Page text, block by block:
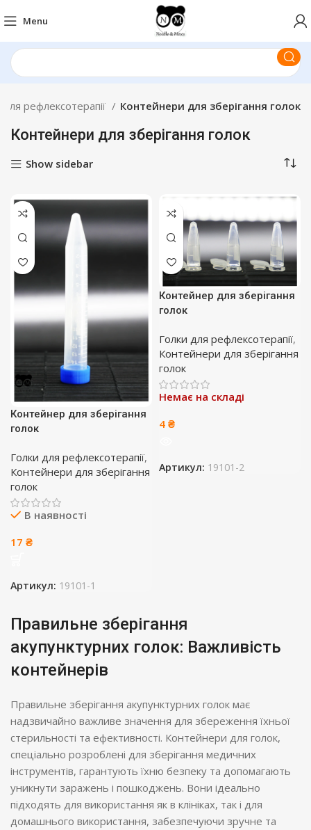
Menu
рефлексотерапії Контейнери для зберігання голок
Контейнери для зберігання голок
Show sidebar
Контейнер для зберігання
голок
Голки для рефлексотерапії,
Контейнери для зберігання
голок
В наявності
17 ₴
Артикул: 19101-1
Контейнер для зберігання
голок
Голки для рефлексотерапії,
Контейнери для зберігання
голок
Немає на складі
4 ₴
Артикул: 19101-2
Правильне зберігання
акупунктурних голок: Важливість
контейнерів
Правильне зберігання акупунктурних голок має
надзвичайно важливе значення для збереження їхньої
стерильності та ефективності. Контейнери для голок,
спеціально розроблені для зберігання медичних
інструментів, гарантують їхню безпеку та допомагають
уникнути заражень і пошкоджень. Вони ідеально
підходять для використання як в клініках, так і для
домашнього використання, забезпечуючи зручне та